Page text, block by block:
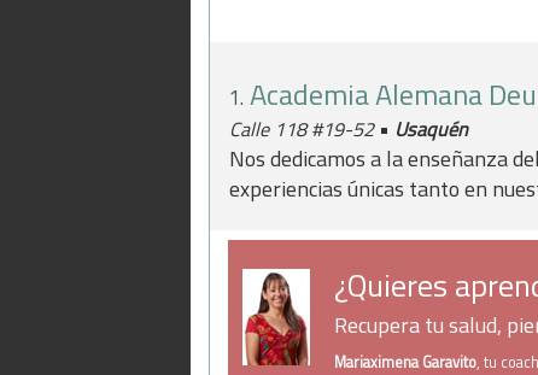
1. Academia Alemana
Calle 118 #19-52 • Usaquén
Nos dedicamos a la enseñanza
experiencias únicas tanto en
¿Quieres
Recupera tu salud,
Mariaximena Garavito, tu